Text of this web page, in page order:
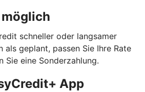
schneller oder langsamer
als geplant, passen Sie Ihre Rate
Sie eine Sonderzahlung.
App